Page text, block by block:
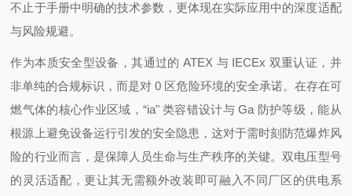
不止于手册中明确的技术参数，更体现在实际应用中的深度适配
与风险规避。
作为本质安全型设备，其通过的 ATEX 与 IECEx 双重认证，并
非单纯的合规标识，而是对 0 区危险环境的安全承诺。在存在可
燃气体的核心作业区域，“ia" 类容错设计与 Ga 防护等级，能从
根源上避免设备运行引发的安全隐患，这对于需时刻防范爆炸风
险的行业而言，是保障人员生命与生产秩序的关键。双电压型号
的灵活适配，更让其无需额外改装即可融入不同厂区的供电系